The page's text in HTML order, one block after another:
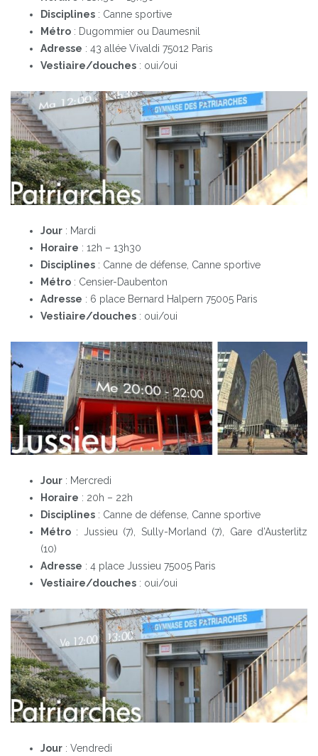
Disciplines : Canne sportive
Métro : Dugommier ou Daumesnil
Adresse : 43 allée Vivaldi 75012 Paris
Vestiaire/douches : oui/oui
Jour : Mardi
Horaire : 12h – 13h30
Disciplines : Canne de défense, Canne sportive
Métro : Censier-Daubenton
Adresse : 6 place Bernard Halpern 75005 Paris
Vestiaire/douches : oui/oui
Jour : Mercredi
Horaire : 20h – 22h
Disciplines : Canne de défense, Canne sportive
Métro : Jussieu (7), Sully-Morland (7), Gare d’Austerlitz
(10)
Adresse : 4 place Jussieu 75005 Paris
Vestiaire/douches : oui/oui
Jour : Vendredi